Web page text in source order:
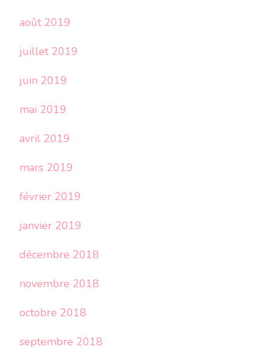
août 2019
juillet 2019
juin 2019
mai 2019
avril 2019
mars 2019
février 2019
janvier 2019
décembre 2018
novembre 2018
octobre 2018
septembre 2018